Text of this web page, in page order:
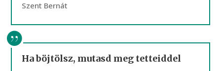
Szent Bernát
Ha böjtölsz, mutasd meg tetteiddel